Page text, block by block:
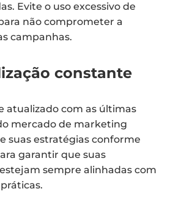
Evite o uso excessivo de
não comprometer a
campanhas.
constante
atualizado com as últimas
mercado de marketing
suas estratégias conforme
garantir que suas
sempre alinhadas com